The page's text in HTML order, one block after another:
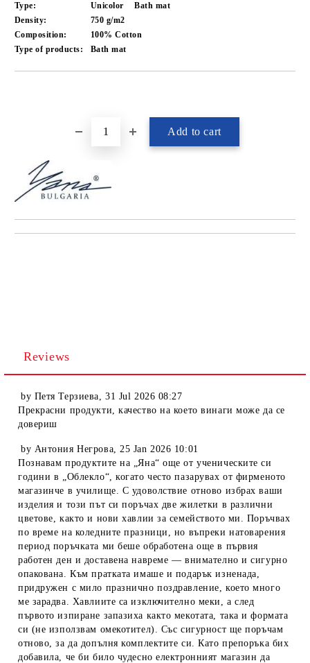
Type: Unicolor
Bath mat
Density:
750 g/m2
Composition:
100% Cotton
Type of products:
Bath mat
Reviews
by Петя Терзиева,31 Jul 2026 08:27
Прекрасни продукти, качество на което винаги може да се
довериш
by Антония Негрова,25 Jan 2026 10:01
Познавам продуктите на „Яна“ още от ученическите си
години в „Облекло“, когато често пазарувах от фирменото
магазинче в училище. С удоволствие отново избрах ваши
изделия и този път си поръчах две жилетки в различни
цветове, както и нови хавлии за семейството ми. Поръчвах
по време на коледните празници, но въпреки натоварения
период поръчката ми беше обработена още в първия
работен ден и доставена навреме — внимателно и сигурно
опакована. Към пратката имаше и подарък изненада,
придружен с мило празнично поздравление, което много
ме зарадва. Хавлиите са изключително меки, а след
първото изпиране запазиха както мекотата, така и формата
си (не използвам омекотител). Със сигурност ще поръчам
отново, за да допълня комплектите си. Като препоръка бих
добавила, че би било чудесно електронният магазин да